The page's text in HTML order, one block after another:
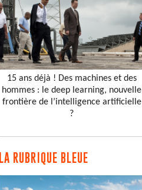
15 ans déjà ! Des machines et des
hommes : le deep learning, nouvelle
frontière de l’intelligence artificielle
?
LA RUBRIQUE BLEUE